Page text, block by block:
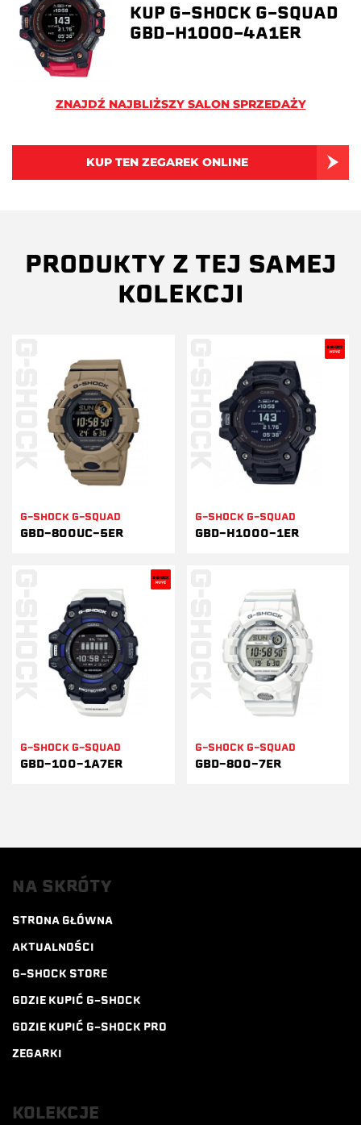
KUP G-SHOCK G-SQUAD
GBD-H1000-4A1ER
ZNAJDŹ NAJBLIŻSZY SALON SPRZEDAŻY
KUP TEN ZEGAREK ONLINE
PRODUKTY Z TEJ SAMEJ
KOLEKCJI
G-SHOCK G-SQUAD
GBD-800UC-5ER
G-SHOCK G-SQUAD
GBD-H1000-1ER
G-SHOCK G-SQUAD
GBD-100-1A7ER
G-SHOCK G-SQUAD
GBD-800-7ER
NA SKRÓTY
STRONA GŁÓWNA
AKTUALNOŚCI
G-SHOCK STORE
GDZIE KUPIĆ G-SHOCK
GDZIE KUPIĆ G-SHOCK PRO
ZEGARKI
KOLEKCJE